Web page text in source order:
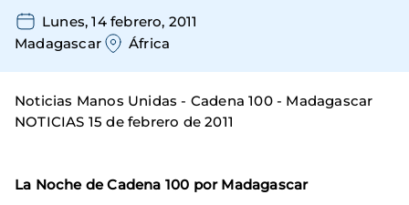
Lunes, 14 febrero, 2011
Madagascar
África
Noticias Manos Unidas - Cadena 100 - Madagascar
NOTICIAS 15 de febrero de 2011
La Noche de Cadena 100 por Madagascar